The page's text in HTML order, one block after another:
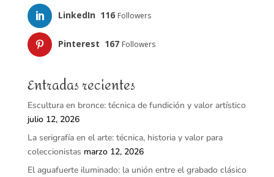
LinkedIn 116 Followers
Pinterest 167 Followers
Entradas recientes
Escultura en bronce: técnica de fundición y valor artístico
julio 12, 2026
La serigrafía en el arte: técnica, historia y valor para
coleccionistas marzo 12, 2026
El aguafuerte iluminado: la unión entre el grabado clásico